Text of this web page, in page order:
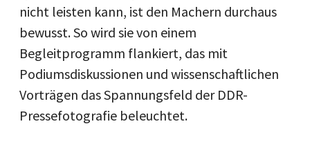
nicht leisten kann, ist den Machern durchaus
bewusst. So wird sie von einem
Begleitprogramm flankiert, das mit
Podiumsdiskussionen und wissenschaftlichen
Vorträgen das Spannungsfeld der DDR-
Pressefotografie beleuchtet.